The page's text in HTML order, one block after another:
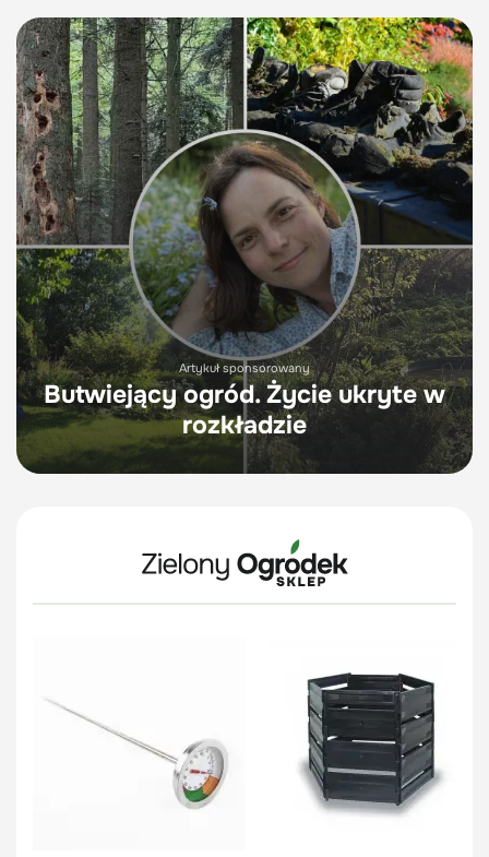
Artykuł sponsorowany
Butwiejący ogród. Życie ukryte w
rozkładzie